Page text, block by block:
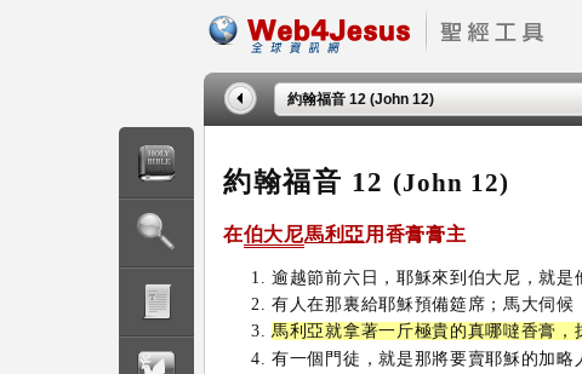
約翰福音 12 (John 12)
約翰福音 12 (John 12)
在伯大尼馬利亞用香膏膏主
逾越節前六日，耶穌來到伯大尼，就是
有人在那裏給耶穌預備筵席；馬大伺候
馬利亞就拿著一斤極貴的真哪噠香膏，
有一個門徒，就是那將要賣耶穌的加略